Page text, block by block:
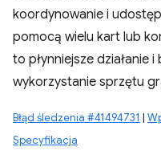
koordynowanie i
pomocą wielu kart lub
to płynniejsze działanie
wykorzystanie sprzętu
Błąd śledzenia #41494731 |
Specyfikacja